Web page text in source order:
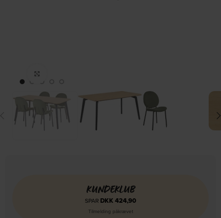
KUNDEKLUB
SPAR DKK 424,90
Tilmelding påkrævet